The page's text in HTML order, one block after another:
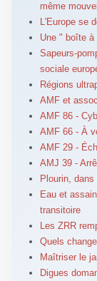
même
L'Europe se
Une " boîte à
Sapeurs-
sociale
Régions
AMF et
AMF 86 -
AMF 66 - À
AMF 29 -
AMJ 39 -
Plourin,
Eau et
transitoire
Les ZRR
Quels
Maîtriser le
Digues